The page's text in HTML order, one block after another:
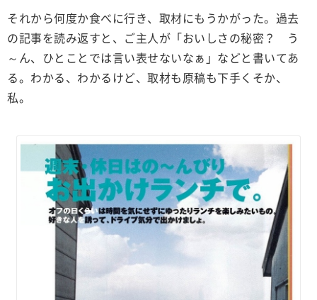
それから何度か食べに行き、取材にもうかがった。過去
の記事を読み返すと、ご主人が「おいしさの秘密？ う
～ん、ひとことでは言い表せないなぁ」などと書いてあ
る。わかる、わかるけど、取材も原稿も下手くそか、
私。